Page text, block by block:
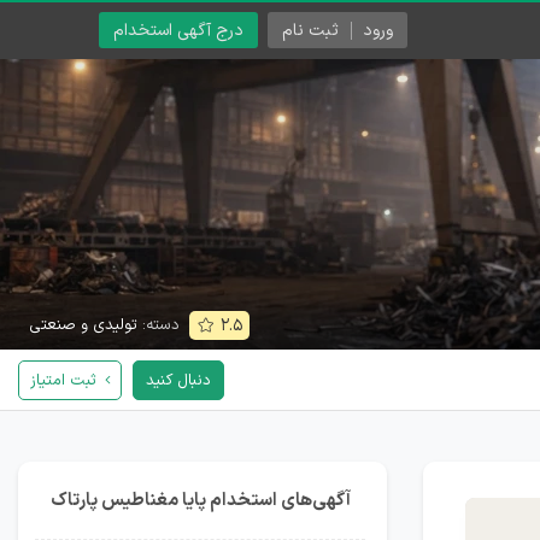
درج آگهی استخدام ورود ثبت نام
۲.۵ دسته: تولیدی و صنعتی
دنبال کنید ثبت امتیاز
آگهی‌های استخدام پایا مغناطیس پارتاک